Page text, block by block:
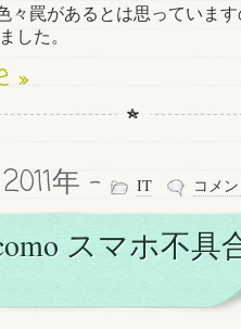
々罠があるとは思っていま
した。
»
年 - IT コメ
スマホ不具